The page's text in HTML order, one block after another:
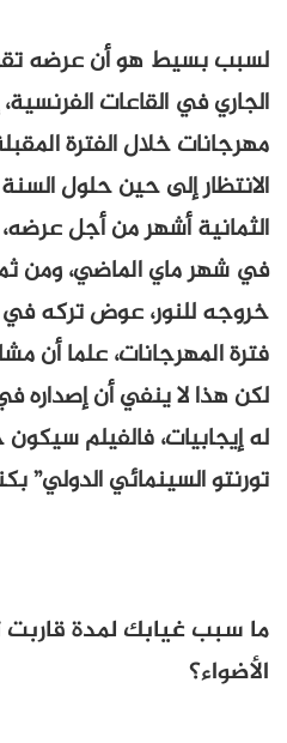
لسبب بسيط هو أن عرضه
الجاري في القاعات
مهرجانات خلال الفترة
الانتظار إلى حين حلول
الثمانية أشهر من أجل
في شهر ماي الماضي، ومن
خروجه للنور، عوض تركه في
فترة المهرجانات، علما أن
لكن هذا لا ينفي أن إصداره
له إيجابيات، فالفيلم
تورنتو السينمائي الدولي”
ما سبب غيابك لمدة
الأضواء؟